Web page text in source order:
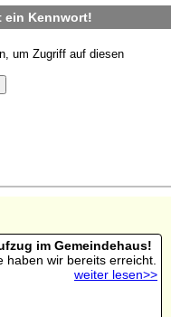
ein Kennwort!
um Zugriff auf diesen
im Gemeindehaus!
wir bereits erreicht.
weiter lesen>>